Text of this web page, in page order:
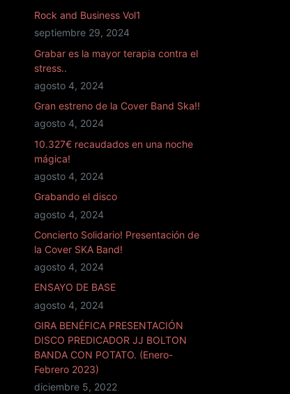
Rock and Business Vol1
septiembre 29, 2024
Grabar es la mayor terapia contra el
stress..
agosto 4, 2024
Gran estreno de la Cover Band Ska!!
agosto 4, 2024
10.327€ recaudados en una noche
mágica!
agosto 4, 2024
Grabando el disco
agosto 4, 2024
Concierto Solidario! Presentación de
la Cover SKA Band!
agosto 4, 2024
ENSAYO DE BASE
agosto 4, 2024
GIRA BENÉFICA PRESENTACIÓN
DISCO PREDICADOR JJ BOLTON
BANDA CON POTATO. (Enero-
Febrero 2023)
diciembre 5, 2022